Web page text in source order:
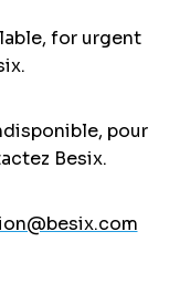
for urgent
pour
Besix.